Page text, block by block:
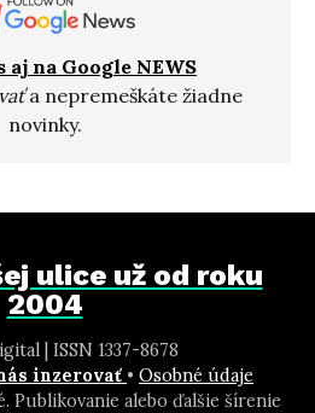
aj na Google NEWS
a nepremeškáte žiadne
novinky.
ulice už od roku
2004
| ISSN 1337-8678
inzerovať • Osobné údaje
Publikovanie alebo ďalšie šírenie